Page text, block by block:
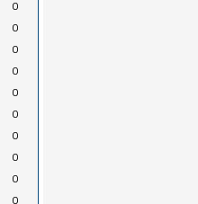
0
0
0
0
0
0
0
0
0
0